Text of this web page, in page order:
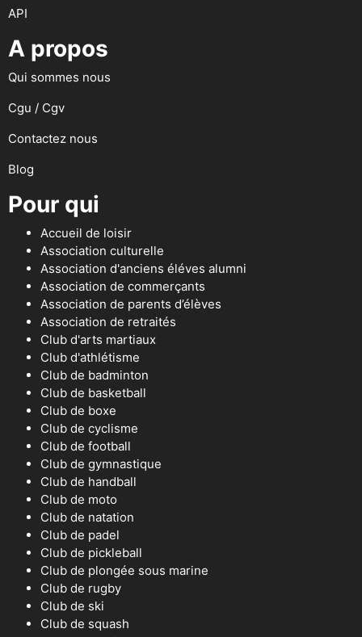
API
A propos
Qui sommes nous
Cgu / Cgv
Contactez nous
Blog
Pour qui
Accueil de loisir
Association culturelle
Association d'anciens éléves alumni
Association de commerçants
Association de parents d’élèves
Association de retraités
Club d'arts martiaux
Club d'athlétisme
Club de badminton
Club de basketball
Club de boxe
Club de cyclisme
Club de football
Club de gymnastique
Club de handball
Club de moto
Club de natation
Club de padel
Club de pickleball
Club de plongée sous marine
Club de rugby
Club de ski
Club de squash